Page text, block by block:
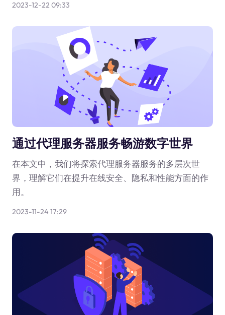
2023-12-22 09:33
通过代理服务器服务畅游数字世界
在本文中，我们将探索代理服务器服务的多层次世
界，理解它们在提升在线安全、隐私和性能方面的作
用。
2023-11-24 17:29